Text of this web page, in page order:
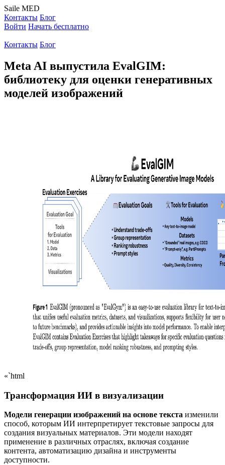
Saile MED
Контакты Блог
Войти Начать бесплатно
Контакты Блог
Meta AI выпустила EvalGIM:
библиотеку для оценки генеративных
моделей изображений
«`html
Трансформация ИИ в визуализации
Модели генерации изображений на основе текста изменили
способ, которым ИИ интерпретирует текстовые запросы для
создания визуальных материалов. Эти модели находят
применение в различных отраслях, включая создание
контента, автоматизацию дизайна и инструменты
доступности.